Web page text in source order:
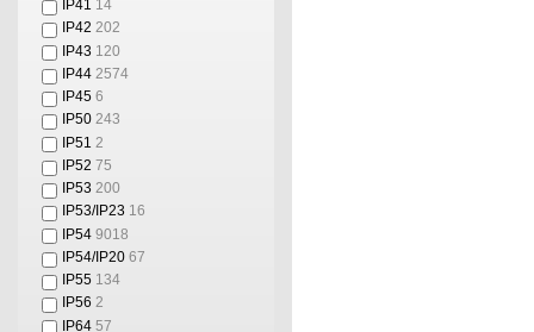
IP41 14
IP42 202
IP43 120
IP44 2574
IP45 6
IP50 243
IP51 2
IP52 75
IP53 200
IP53/IP23 16
IP54 9018
IP54/IP20 67
IP55 134
IP56 2
IP64 57